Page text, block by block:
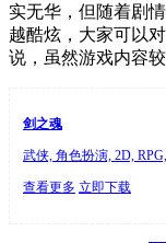
实无华，但随着剧
越酷炫，大家可以
说，虽然游戏内容
剑之魂
武侠, 角色扮演, 2D,
查看更多 立即下载